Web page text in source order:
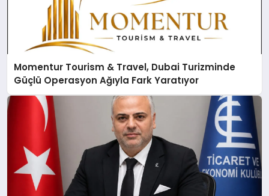
Momentur Tourism & Travel, Dubai Turizminde
Güçlü Operasyon Ağıyla Fark Yaratıyor